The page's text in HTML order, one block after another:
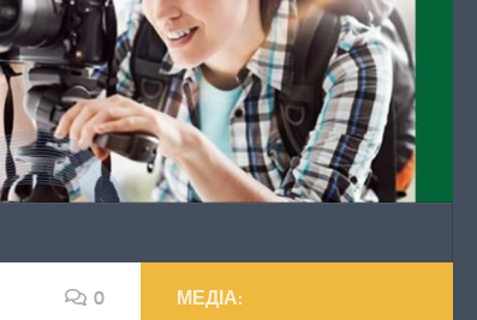
0 МЕДІА: